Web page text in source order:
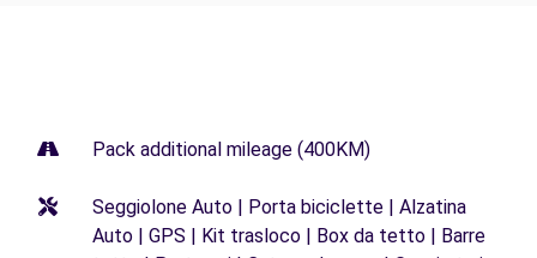
Pack additional mileage (400KM)
Seggiolone Auto | Porta biciclette | Alzatina
Auto | GPS | Kit trasloco | Box da tetto | Barre